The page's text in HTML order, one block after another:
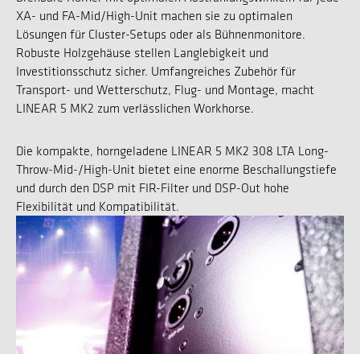
XA- und FA-Mid/High-Unit machen sie zu optimalen
Lösungen für Cluster-Setups oder als Bühnenmonitore.
Robuste Holzgehäuse stellen Langlebigkeit und
Investitionsschutz sicher. Umfangreiches Zubehör für
Transport- und Wetterschutz, Flug- und Montage, macht
LINEAR 5 MK2 zum verlässlichen Workhorse.
Die kompakte, horngeladene LINEAR 5 MK2 308 LTA Long-
Throw-Mid-/High-Unit bietet eine enorme Beschallungstiefe
und durch den DSP mit FIR-Filter und DSP-Out hohe
Flexibilität und Kompatibilität.